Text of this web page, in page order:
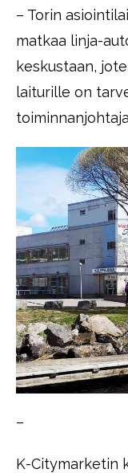
– Torin
matkaa linja-
keskustaan,
laiturille on
–
K-Citymarketin